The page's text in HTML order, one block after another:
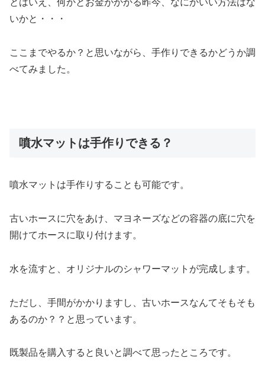
とはいえ、何かとお金がかかる昨今、なにかいい方法はな
いかと・・・
ここまでやるか？と思いながら、手作りできるかどうか調
べてみました。
噴水マットは手作りできる？
噴水マットは手作りすることも可能です。
古いホースに穴をあけ、マヨネーズなどの容器の底に穴を
開けてホースに取り付けます。
水を流すと、オリジナルのシャワーマットが完成します。
ただし、手間がかかりますし、古いホースなんてそもそも
あるのか？？と思っています。
既製品を購入すると良いと調べて思ったところです。